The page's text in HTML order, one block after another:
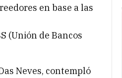
en base a las
(Unión de Bancos
Neves, contempló